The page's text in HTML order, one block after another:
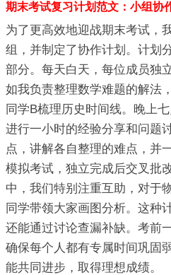
期末考试复习计划范文：小组协
为了更高效地迎战期末考试，
组，并制定了协作计划。计划
部分。每天白天，每位成员独
如我负责整理数学难题的解法
同学B梳理历史时间线。晚上
进行一小时的经验分享和问题
点，讲解各自整理的难点，并
模拟考试，独立完成后交叉批
中，我们特别注重互助，对于
同学带领大家画图分析。这种
还能通过讨论查漏补缺。考前
确保每个人都有专属时间巩固
能共同进步，取得理想成绩。